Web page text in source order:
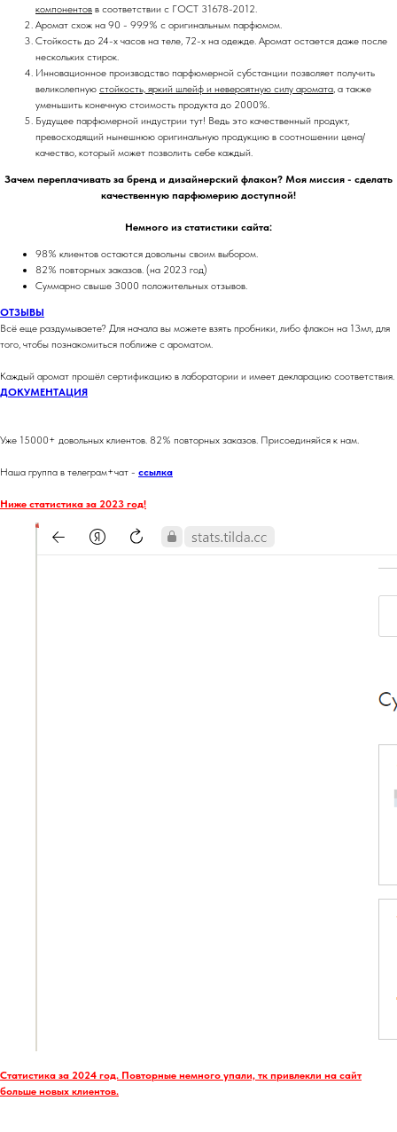
компонентов в соответствии с ГОСТ 31678-2012.
Аромат схож на 90 - 99.9% с оригинальным парфюмом.
Стойкость до 24-х часов на теле, 72-х на одежде. Аромат остается даже после
нескольких стирок.
Инновационное производство парфюмерной субстанции позволяет получить
великолепную стойкость, яркий шлейф и невероятную силу аромата, а также
уменьшить конечную стоимость продукта до 2000%.
Будущее парфюмерной индустрии тут! Ведь это качественный продукт,
превосходящий нынешнюю оригинальную продукцию в соотношении цена/
качество, который может позволить себе каждый.
Зачем переплачивать за бренд и дизайнерский флакон? Моя миссия - сделать
качественную парфюмерию доступной!
Немного из статистики сайта:
98% клиентов остаются довольны своим выбором.
82% повторных заказов. (на 2023 год)
Суммарно свыше 3000 положительных отзывов.
ОТЗЫВЫ
Всё еще раздумываете? Для начала вы можете взять пробники, либо флакон на 13мл, для
того, чтобы познакомиться поближе с ароматом.
Каждый аромат прошёл сертификацию в лаборатории и имеет декларацию соответствия.
ДОКУМЕНТАЦИЯ
Уже 15000+ довольных клиентов. 82% повторных заказов. Присоединяйся к нам.
Наша группа в телеграм+чат - ссылка
Ниже статистика за 2023 год!
Статистика за 2024 год. Повторные немного упали, тк привлекли на сайт
больше новых клиентов.